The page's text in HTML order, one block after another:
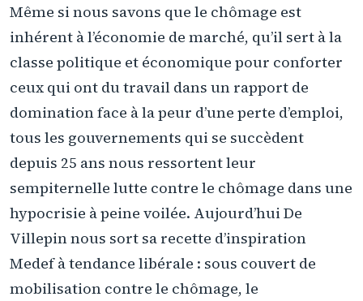
Même si nous savons que le chômage est
inhérent à l’économie de marché, qu’il sert à la
classe politique et économique pour conforter
ceux qui ont du travail dans un rapport de
domination face à la peur d’une perte d’emploi,
tous les gouvernements qui se succèdent
depuis 25 ans nous ressortent leur
sempiternelle lutte contre le chômage dans une
hypocrisie à peine voilée. Aujourd’hui De
Villepin nous sort sa recette d’inspiration
Medef à tendance libérale : sous couvert de
mobilisation contre le chômage, le